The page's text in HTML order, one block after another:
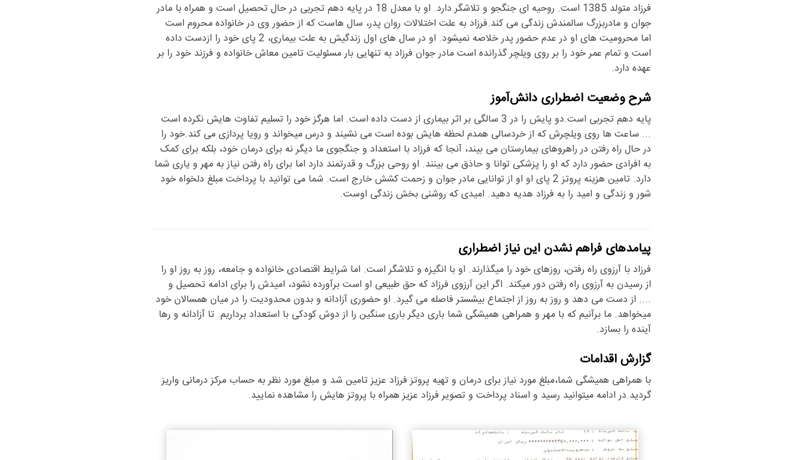
فرزاد متولد 1385 است. روحیه ای جنگجو و تلاشگر دارد. او با معدل 18 در پایه دهم تجربی در حال تحصیل است و همراه با مادر
جوان و مادربزرگ سالمندش زندگی می کند.فرزاد به علت اختلالات روان پدر، سال هاست که از حضور وی در خانواده محروم است
اما محرومیت های او در عدم حضور پدر خلاصه نمیشود. او در سال های اول زندگیش به علت بیماری، 2 پای خود را ازدست داده
است و تمام عمر خود را بر روی ویلچر گذرانده است مادر جوان فرزاد به تنهایی بار مسئولیت تامین معاش خانواده و فرزند خود را بر
عهده دارد.
شرح وضعیت اضطراری دانش‌آموز
پایه دهم تجربی است.دو پایش را در 3 سالگی بر اثر بیماری از دست داده است. اما هرگز خود را تسلیم تفاوت هایش نکرده است
... ساعت ها روی ویلچرش که از خردسالی همدم لحظه هایش بوده است می نشیند و درس میخواند و رویا پردازی می کند.خود را
در حال راه رفتن در راهروهای بیمارستان می بیند، آنجا که فرزاد با استعداد و جنگجوی ما دیگر نه برای درمان خود، بلکه برای کمک
به افرادی حضور دارد که او را پزشکی توانا و حاذق می بینند. او روحی بزرگ و قدرتمند دارد اما برای راه رفتن نیاز به مهر و یاری شما
دارد. تامین هزینه پروتز 2 پای او او از توانایی مادر جوان و زحمت کشش خارج است. شما می توانید با پرداخت مبلغ دلخواه خود
شور و زندگی و امید را به فرزاد هدیه دهید. امیدی که روشنی بخش زندگی اوست.
پیامدهای فراهم نشدن این نیاز اضطراری
فرزاد با آرزوی راه رفتن، روزهای خود را میگذارند. او با انگیزه و تلاشگر است. اما شرایط اقتصادی خانواده و جامعه، روز به روز او را
از رسیدن به آرزوی راه رفتن دور میکند. اگر این آرزوی فرزاد که حق طبیعی او است برآورده نشود، امیدش را برای ادامه تحصیل و
.... از دست می دهد و روز به روز از اجتماع بیشستر فاصله می گیرد. او حضوری آزادانه و بدون محدودیت را در میان همسالان خود
میخواهد. ما برآنیم که با مهر و همراهی همیشگی شما باری دیگر باری سنگین را از دوش کودکی با استعداد برداریم. تا آزادانه و رها
آینده را بسازد.
گزارش اقدامات
با همراهی همیشگی شما،مبلغ مورد نیاز برای درمان و تهیه پروتز فرزاد عزیز تامین شد و مبلغ مورد نظر به حساب مرکز درمانی واریز
گردید.در ادامه میتوانید رسید و اسناد پرداخت و تصویر فرزاد عزیز همراه با پروتز هایش را مشاهده نمایید.